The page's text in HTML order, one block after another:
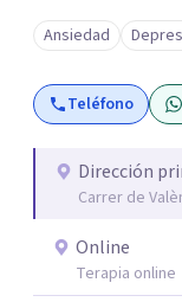
Ansiedad
Teléfono
Dirección
Carrer de
Online
Terapia online